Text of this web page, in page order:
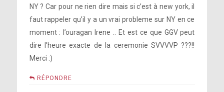
NY ? Car pour ne rien dire mais si c’est à new york, il
faut rappeler qu’il y a un vrai probleme sur NY en ce
moment : l’ouragan Irene .. Et est ce que GGV peut
dire l’heure exacte de la ceremonie SVVVVP ???!!
Merci :)
RÉPONDRE